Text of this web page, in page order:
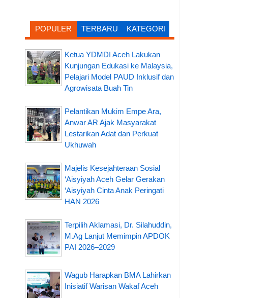
POPULER TERBARU KATEGORI
Ketua YDMDI Aceh Lakukan
Kunjungan Edukasi ke Malaysia,
Pelajari Model PAUD Inklusif dan
Agrowisata Buah Tin
Pelantikan Mukim Empe Ara,
Anwar AR Ajak Masyarakat
Lestarikan Adat dan Perkuat
Ukhuwah
Majelis Kesejahteraan Sosial
‘Aisyiyah Aceh Gelar Gerakan
‘Aisyiyah Cinta Anak Peringati
HAN 2026
Terpilih Aklamasi, Dr. Silahuddin,
M.Ag Lanjut Memimpin APDOK
PAI 2026–2029
Wagub Harapkan BMA Lahirkan
Inisiatif Warisan Wakaf Aceh